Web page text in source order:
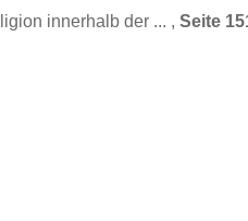
innerhalb der ... , Seite